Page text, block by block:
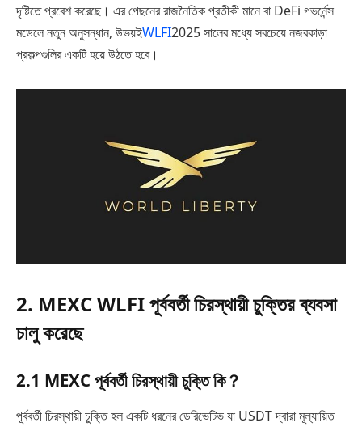
দৃষ্টিতে প্রবেশ করেছে। এর পেছনের রাজনৈতিক প্রতীকী মানে বা DeFi গভর্নেন্স
মডেলে নতুন অনুসন্ধান, উভয়ইWLFI2025 সালের মধ্যে সবচেয়ে নজরকাড়া
প্রকল্পগুলির একটি হয়ে উঠতে হবে।
2. MEXC WLFI পূর্ববর্তী চিরস্থায়ী চুক্তির ব্যবসা
চালু করেছে
2.1 MEXC পূর্ববর্তী চিরস্থায়ী চুক্তি কি？
পূর্ববর্তী চিরস্থায়ী চুক্তি হল একটি ধরনের ডেরিভেটিভ যা USDT দ্বারা মূল্যায়িত